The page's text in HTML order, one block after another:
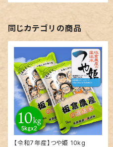
同じカテゴリの商品
【令和7年産】つや姫 10kg